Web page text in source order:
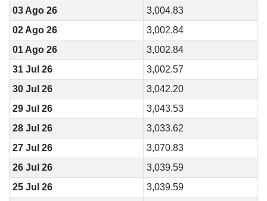
03 Ago 26
3,004.83
02 Ago 26
3,002.84
01 Ago 26
3,002.84
31 Jul 26
3,002.57
30 Jul 26
3,042.20
29 Jul 26
3,043.53
28 Jul 26
3,033.62
27 Jul 26
3,070.83
26 Jul 26
3,039.59
25 Jul 26
3,039.59